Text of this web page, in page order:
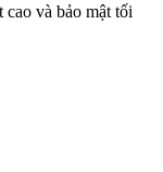
và bảo mật tối